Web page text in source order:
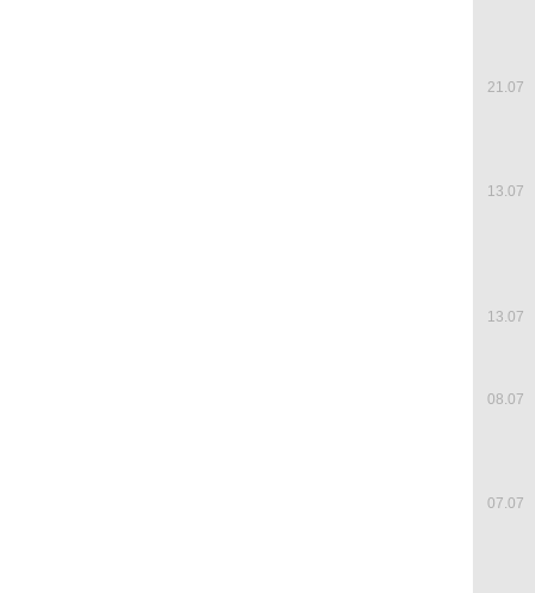
21.07
13.07
13.07
08.07
07.07